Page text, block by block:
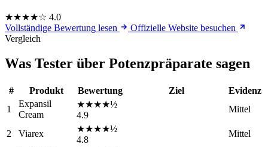
★★★★☆ 4.0
Vollständige Bewertung lesen
Offizielle Website besuchen
Vergleich
Was Tester über Potenzpräparate sagen
# Produkt Bewertung Ziel
Evidenz
1
Expansil
Cream
★★★★½
4.9
Mittel
2 Viarex
★★★★½
4.8
Mittel